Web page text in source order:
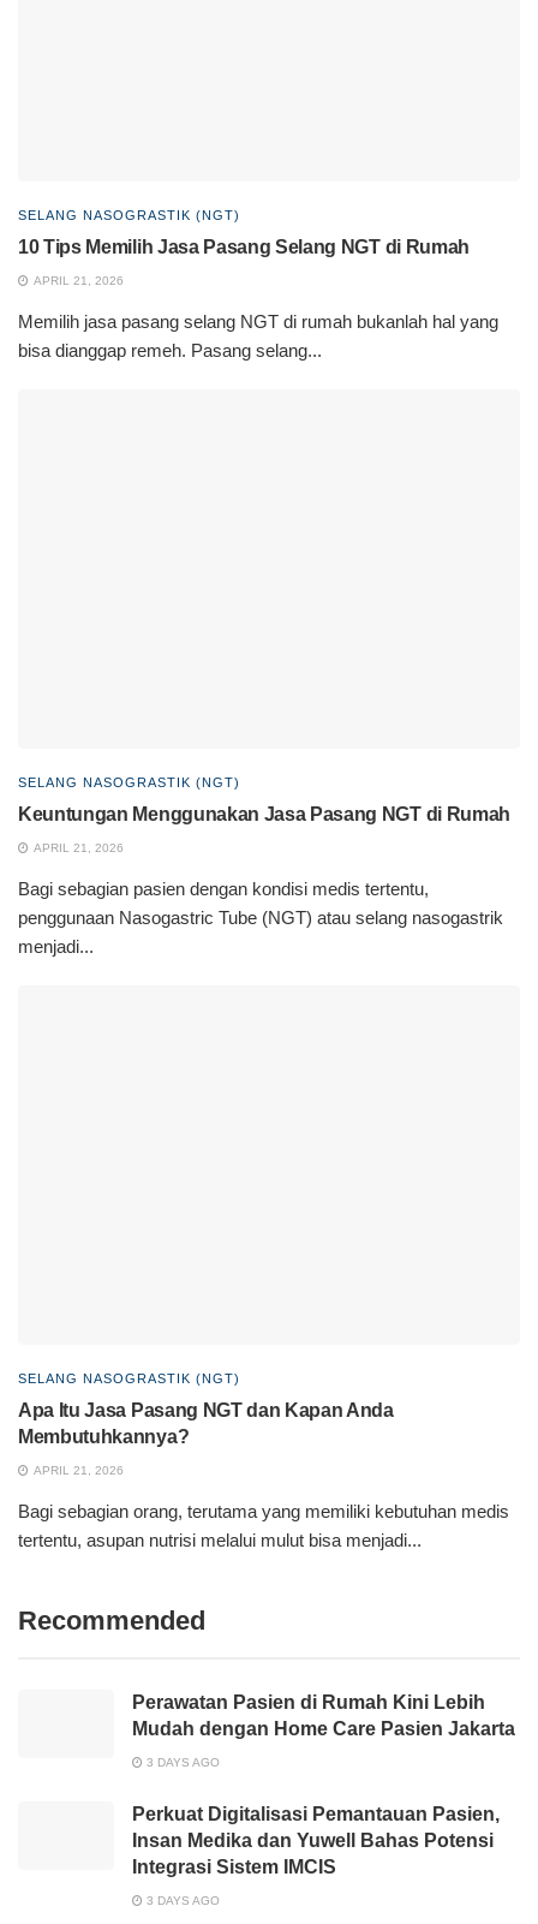
SELANG NASOGRASTIK (NGT)
10 Tips Memilih Jasa Pasang Selang NGT di Rumah
APRIL 21, 2026
Memilih jasa pasang selang NGT di rumah bukanlah hal yang
bisa dianggap remeh. Pasang selang...
SELANG NASOGRASTIK (NGT)
Keuntungan Menggunakan Jasa Pasang NGT di Rumah
APRIL 21, 2026
Bagi sebagian pasien dengan kondisi medis tertentu,
penggunaan Nasogastric Tube (NGT) atau selang nasogastrik
menjadi...
SELANG NASOGRASTIK (NGT)
Apa Itu Jasa Pasang NGT dan Kapan Anda
Membutuhkannya?
APRIL 21, 2026
Bagi sebagian orang, terutama yang memiliki kebutuhan medis
tertentu, asupan nutrisi melalui mulut bisa menjadi...
Recommended
Perawatan Pasien di Rumah Kini Lebih
Mudah dengan Home Care Pasien Jakarta
3 DAYS AGO
Perkuat Digitalisasi Pemantauan Pasien,
Insan Medika dan Yuwell Bahas Potensi
Integrasi Sistem IMCIS
3 DAYS AGO